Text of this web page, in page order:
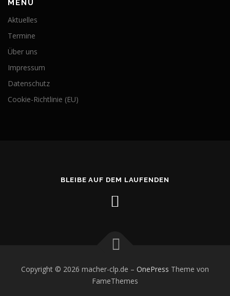
MENÜ
Aktuelles
Termine
Über uns
Impressum
Datenschutz
Cookie-Richtlinie (EU)
BLEIBE AUF DEM LAUFENDEN
Copyright © 2026 macher-clp.de – OnePress Theme von
FameThemes